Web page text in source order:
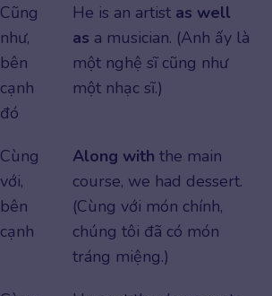
Cũng
như,
bên
cạnh
đó
He is an artist as well
as a musician. (Anh ấy là
một nghệ sĩ cũng như
một nhạc sĩ.)
Cùng
với,
bên
cạnh
Along with the main
course, we had dessert.
(Cùng với món chính,
chúng tôi đã có món
tráng miệng.)